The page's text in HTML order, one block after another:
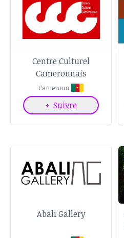
Centre Culturel
Camerounais
Cameroun
+ Suivre
Abali Gallery